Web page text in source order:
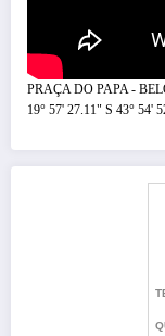
PRAÇA DO PAPA -
19° 57' 27.11" S 43° 54'